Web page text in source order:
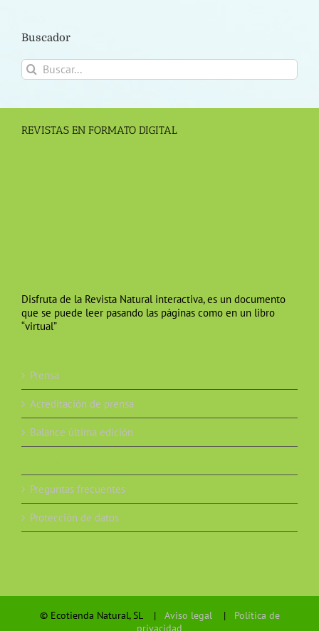
Buscador
Buscar:
REVISTAS EN FORMATO DIGITAL
Disfruta de la Revista Natural interactiva, es un documento
que se puede leer pasando las páginas como en un libro
“virtual”
Prensa
Acreditación de prensa
Balance última edición
Preguntas frecuentes
Protección de datos
© Ecotienda Natural, SL | Aviso legal| Política de
privacidad